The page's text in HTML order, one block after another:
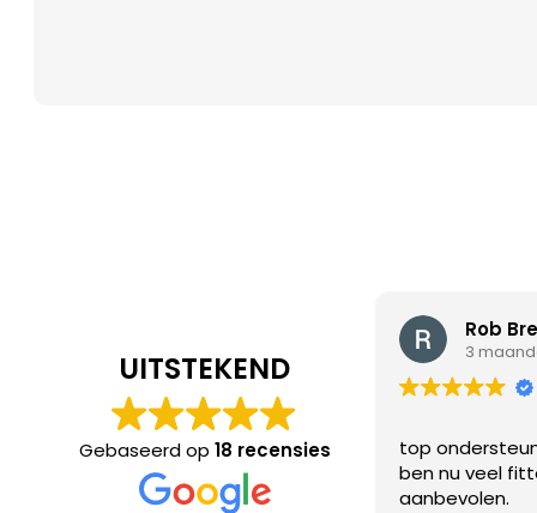
UITSTEKEND
Gebaseerd op 18 recensies
en persoonlijke organisatie. Weten
wat klanten nodig hebben. En
leuke, geschoolde trainers!
Rob
3
top
ben nu veel
aanbevolen.